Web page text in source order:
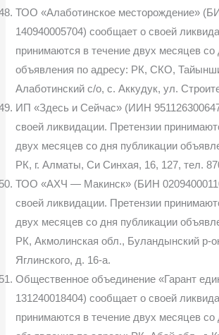
ТОО «Алаботинское месторождение»
140940005704) сообщает о своей
принимаются в течение двух месяцев со
объявления по адресу: РК, СКО,
Алаботинский с/о, с. Аккудук, ул.
ИП «Здесь и Сейчас» (ИИН
своей ликвидации. Претензии
двух месяцев со дня публикации
РК, г. Алматы, Си Синхая, 16, 127, тел.
ТОО «АХЧ — Макинск» (БИН
своей ликвидации. Претензии
двух месяцев со дня публикации
РК, Акмолинская обл., Буландынский р-
Яглинского, д. 16-а.
Общественное объединение «Гарант
131240018404) сообщает о своей
принимаются в течение двух месяцев со